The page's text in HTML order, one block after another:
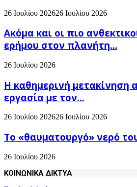
26 Ιουλίου 202626 Ιουλίου 2026
Ακόμα και οι πιο
ερήμου στον πλανήτη...
26 Ιουλίου 2026
H καθημερινή μετακίνηση
εργασία με τον...
26 Ιουλίου 202626 Ιουλίου 2026
Το «θαυματουργό» νερό
26 Ιουλίου 2026
ΚΟΙΝΩΝΙΚΑ ΔΙΚΤΥΑ